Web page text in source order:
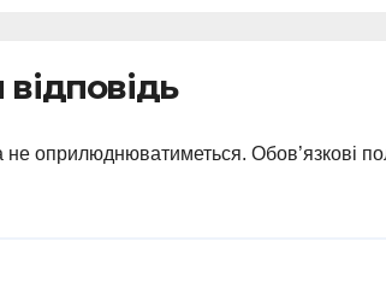
оприлюднюватиметься. Обов’язкові